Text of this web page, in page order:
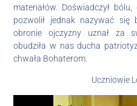
materiałów. Doświadczył
pozwolił jednak nazywać się
obronie ojczyzny uznał za
obudziła w nas ducha
chwała Bohaterom.
Uczniowie